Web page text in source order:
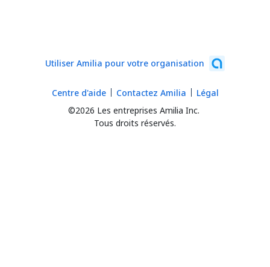
Utiliser Amilia pour votre organisation
©2026 Les entreprises Amilia Inc.
Tous droits réservés.
Centre d'aide Contactez Amilia Légal